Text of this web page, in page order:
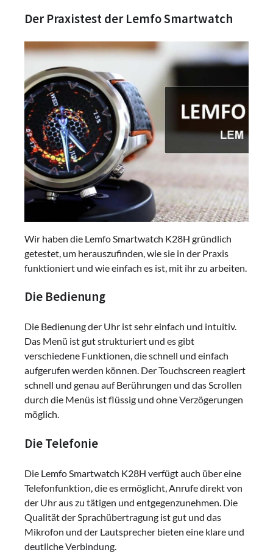
Der Praxistest der Lemfo Smartwatch
Wir haben die Lemfo Smartwatch K28H gründlich
getestet, um herauszufinden, wie sie in der Praxis
funktioniert und wie einfach es ist, mit ihr zu arbeiten.
Die Bedienung
Die Bedienung der Uhr ist sehr einfach und intuitiv.
Das Menü ist gut strukturiert und es gibt
verschiedene Funktionen, die schnell und einfach
aufgerufen werden können. Der Touchscreen reagiert
schnell und genau auf Berührungen und das Scrollen
durch die Menüs ist flüssig und ohne Verzögerungen
möglich.
Die Telefonie
Die Lemfo Smartwatch K28H verfügt auch über eine
Telefonfunktion, die es ermöglicht, Anrufe direkt von
der Uhr aus zu tätigen und entgegenzunehmen. Die
Qualität der Sprachübertragung ist gut und das
Mikrofon und der Lautsprecher bieten eine klare und
deutliche Verbindung.